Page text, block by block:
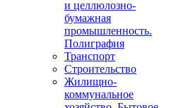
и целлюлозно-
бумажная
промышленность.
Полиграфия
Транспорт
Строительство
Жилищно-
коммунальное